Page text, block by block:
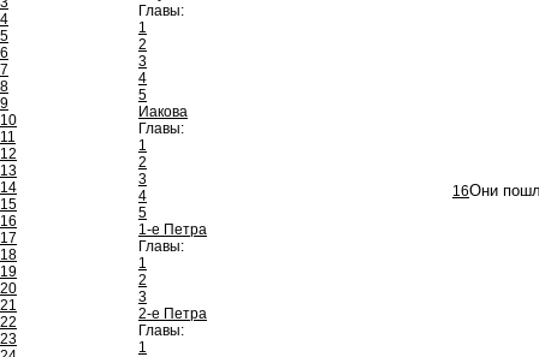
4
5
6
7
8
9
10
11
12
13
14
15
16
17
18
19
20
21
22
23
Главы:
1
2
3
4
5
Иакова
Главы:
1
2
3
4
5
1-е Петра
Главы:
1
2
3
2-е Петра
Главы:
1
16Они